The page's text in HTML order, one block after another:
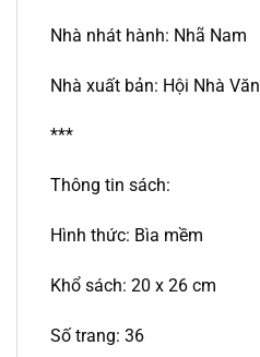
Nhà nhát hành: Nhã Nam
Nhà xuất bản: Hội Nhà Văn
***
Thông tin sách:
Hình thức: Bìa mềm
Khổ sách: 20 x 26 cm
Số trang: 36